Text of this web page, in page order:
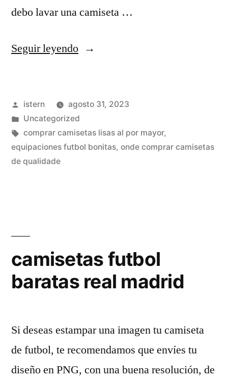
debo lavar una camiseta …
Seguir leyendo«camisetas
imitacion»
Publicado
por
istern
agosto 31, 2023
Publicado
en
Uncategorized
Etiquetas:
comprar camisetas lisas al por mayor,
equipaciones futbol bonitas, onde comprar camisetas
de qualidade
camisetas futbol
baratas real madrid
Si deseas estampar una imagen tu camiseta
de futbol, te recomendamos que envíes tu
diseño en PNG, con una buena resolución, de